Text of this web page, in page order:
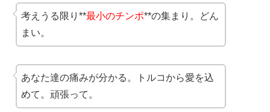
考えうる限り**最小のチンポ**の集まり。どん
まい。
あなた達の痛みが分かる。トルコから愛を込
めて。頑張って。